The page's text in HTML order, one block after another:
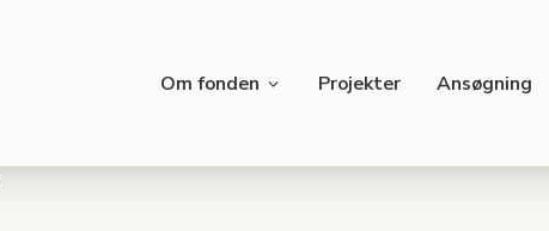
Om fonden Projekter Ansøgning